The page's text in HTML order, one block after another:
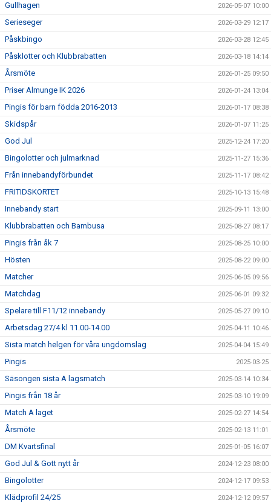
Gullhagen 2026-05-07 10:00
Serieseger 2026-03-29 12:17
Påskbingo 2026-03-28 12:45
Påsklotter och Klubbrabatten 2026-03-18 14:14
Årsmöte 2026-01-25 09:50
Priser Almunge IK 2026 2026-01-24 13:04
Pingis för barn födda 2016-2013 2026-01-17 08:38
Skidspår 2026-01-07 11:25
God Jul 2025-12-24 17:20
Bingolotter och julmarknad 2025-11-27 15:36
Från innebandyförbundet 2025-11-17 08:42
FRITIDSKORTET 2025-10-13 15:48
Innebandy start 2025-09-11 13:00
Klubbrabatten och Bambusa 2025-08-27 08:17
Pingis från åk 7 2025-08-25 10:00
Hösten 2025-08-22 09:00
Matcher 2025-06-05 09:56
Matchdag 2025-06-01 09:32
Spelare till F11/12 innebandy 2025-05-27 09:10
Arbetsdag 27/4 kl 11.00-14.00 2025-04-11 10:46
Sista match helgen för våra ungdomslag 2025-04-04 15:49
Pingis 2025-03-25
Säsongen sista A lagsmatch 2025-03-14 10:34
Pingis från 18 år 2025-03-10 19:09
Match A laget 2025-02-27 14:54
Årsmöte 2025-02-13 11:01
DM Kvartsfinal 2025-01-05 16:07
God Jul & Gott nytt år 2024-12-23 08:00
Bingolotter 2024-12-17 09:53
Klädprofil 24/25 2024-12-12 09:57